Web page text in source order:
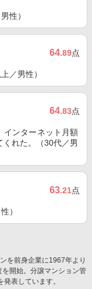
性）
64.89点
／男性）
64.83点
インターネット月額
れた。（30代／男
63.21点
）
を前身企業に1967年より
開始。分譲マンション管
表しています。